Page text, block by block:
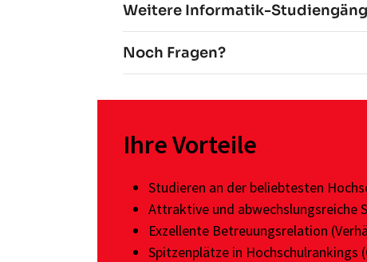
Weitere Informatik-
Noch Fragen?
Ihre Vorteile
Studieren an der beliebtesten
Attraktive und abwechslungsreiche
Exzellente Betreuungsrelation
Spitzenplätze in Hochschulrankings (